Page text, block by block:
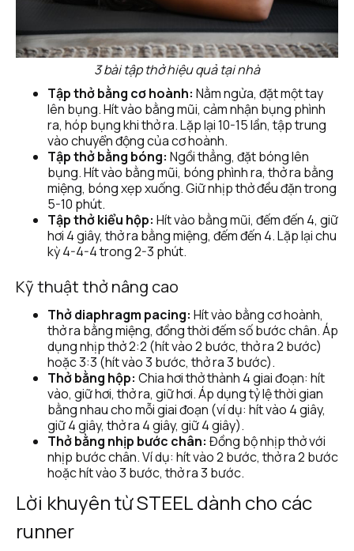
3 bài tập thở hiệu quả tại nhà
Tập thở bằng cơ hoành: Nằm ngửa, đặt một tay
lên bụng. Hít vào bằng mũi, cảm nhận bụng phình
ra, hóp bụng khi thở ra. Lặp lại 10-15 lần, tập trung
vào chuyển động của cơ hoành.
Tập thở bằng bóng: Ngồi thẳng, đặt bóng lên
bụng. Hít vào bằng mũi, bóng phình ra, thở ra bằng
miệng, bóng xẹp xuống. Giữ nhịp thở đều đặn trong
5-10 phút.
Tập thở kiểu hộp: Hít vào bằng mũi, đếm đến 4, giữ
hơi 4 giây, thở ra bằng miệng, đếm đến 4. Lặp lại chu
kỳ 4-4-4 trong 2-3 phút.
Kỹ thuật thở nâng cao
Thở diaphragm pacing: Hít vào bằng cơ hoành,
thở ra bằng miệng, đồng thời đếm số bước chân. Áp
dụng nhịp thở 2:2 (hít vào 2 bước, thở ra 2 bước)
hoặc 3:3 (hít vào 3 bước, thở ra 3 bước).
Thở bằng hộp: Chia hơi thở thành 4 giai đoạn: hít
vào, giữ hơi, thở ra, giữ hơi. Áp dụng tỷ lệ thời gian
bằng nhau cho mỗi giai đoạn (ví dụ: hít vào 4 giây,
giữ 4 giây, thở ra 4 giây, giữ 4 giây).
Thở bằng nhịp bước chân: Đồng bộ nhịp thở với
nhịp bước chân. Ví dụ: hít vào 2 bước, thở ra 2 bước
hoặc hít vào 3 bước, thở ra 3 bước.
Lời khuyên từ STEEL dành cho các
runner